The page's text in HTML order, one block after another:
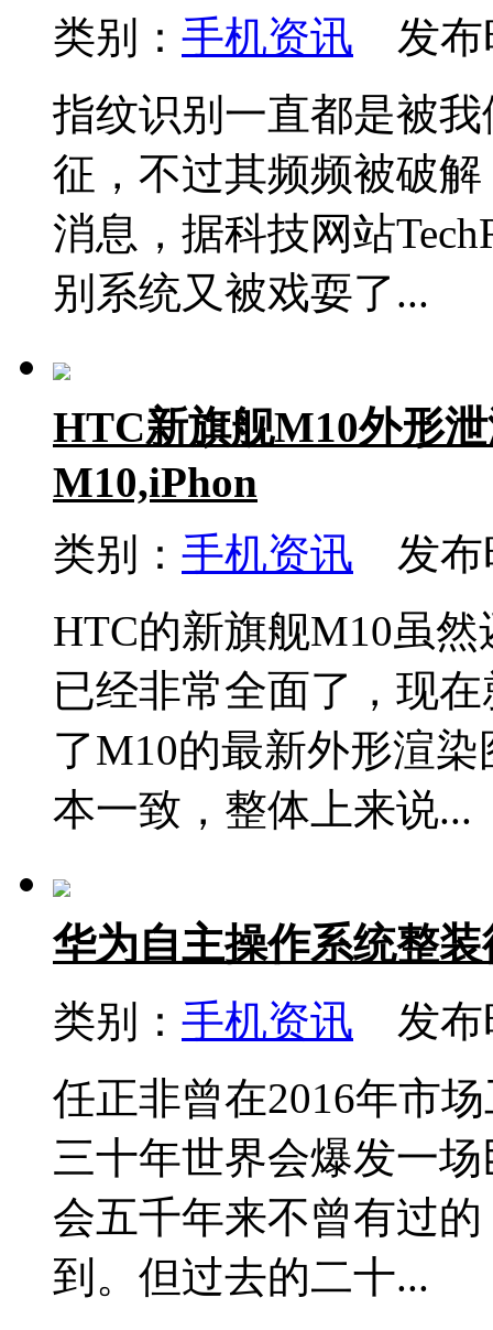
类别： 手机资讯 发布
指纹识别一直都是被
征，不过其频频被破
消息，据科技网站
别系统又被戏耍了...
HTC新旗舰M10外形
M10,iPhon
类别： 手机资讯 发布
HTC的新旗舰M10虽
已经非常全面了，现
了M10的最新外形渲
本一致，整体上来说...
华为自主操作系统整
类别： 手机资讯 发布
任正非曾在2016年市
三十年世界会爆发一
会五千年来不曾有过
到。但过去的二十...